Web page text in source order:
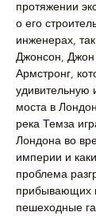
протяжении
о его
инженерах,
Джонсон,
Армстронг,
удивительную
моста в
река Темза
Лондона во
империи и
проблема
прибывающих
пешеходные